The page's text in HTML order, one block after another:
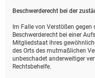
Beschwerde­recht bei der
Im Falle von Verstößen gegen
Beschwerderecht bei einer
Mitgliedstaat ihres
des Orts des mutmaßlichen
unbeschadet anderweitiger
Rechtsbehelfe.